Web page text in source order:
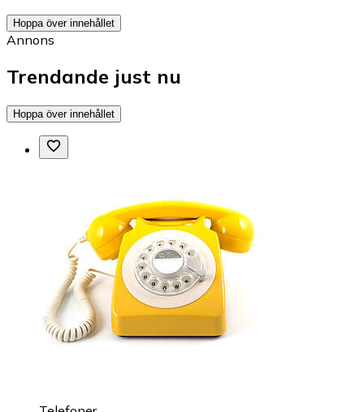
Hoppa över innehållet
Annons
Trendande just nu
Hoppa över innehållet